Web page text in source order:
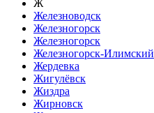
Ж
Железноводск
Железногорск
Железногорск
Железногорск-Илимский
Жердевка
Жигулёвск
Жиздра
Жирновск